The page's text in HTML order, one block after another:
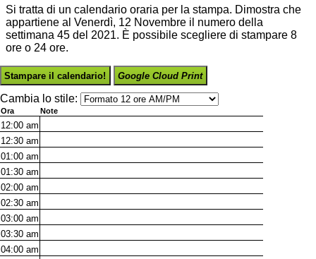
Si tratta di un calendario oraria per la stampa. Dimostra che
appartiene al Venerdì, 12 Novembre il numero della
settimana 45 del 2021. È possibile scegliere di stampare 8
ore o 24 ore.
Stampare il calendario! Google Cloud Print
Cambia lo stile:
Ora Note
12:00 am
12:30 am
01:00 am
01:30 am
02:00 am
02:30 am
03:00 am
03:30 am
04:00 am